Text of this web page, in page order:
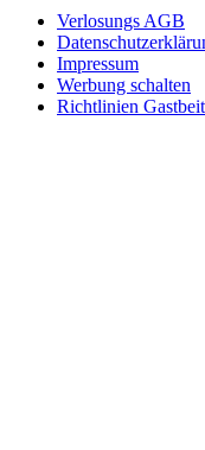
Verlosungs AGB
Impressum
Werbung schalten
Richtlinien